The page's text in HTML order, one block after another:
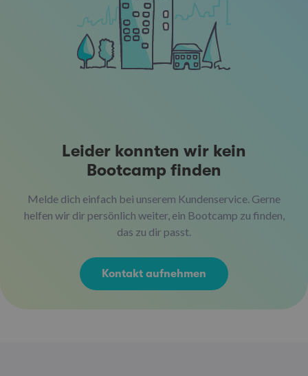
Leider konnten wir kein
Bootcamp finden
Melde dich einfach bei unserem Kundenservice. Gerne
helfen wir dir persönlich weiter, ein Bootcamp zu finden,
das zu dir passt.
Kontakt aufnehmen